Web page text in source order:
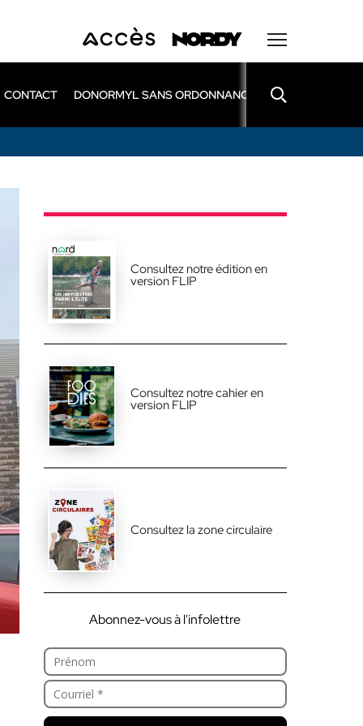
CONTACT DONORMYL SANS ORDONNANCE LEXOMIL SANS
Consultez notre édition en
version FLIP
Consultez notre cahier en
version FLIP
Consultez la zone circulaire
Abonnez-vous à l'infolettre